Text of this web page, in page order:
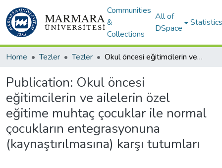
Communities
&
Collections
All of
DSpace
Statistics
Home Tezler Tezler Okul öncesi eğitimcilerin ve ailelerin özel eğitime muhtaç çocuklar ile normal çocukların entegrasyonuna (kaynaştırılmasına) karşı tutumları
Publication: Okul öncesi
eğitimcilerin ve ailelerin özel
eğitime muhtaç çocuklar ile normal
çocukların entegrasyonuna
(kaynaştırılmasına) karşı tutumları